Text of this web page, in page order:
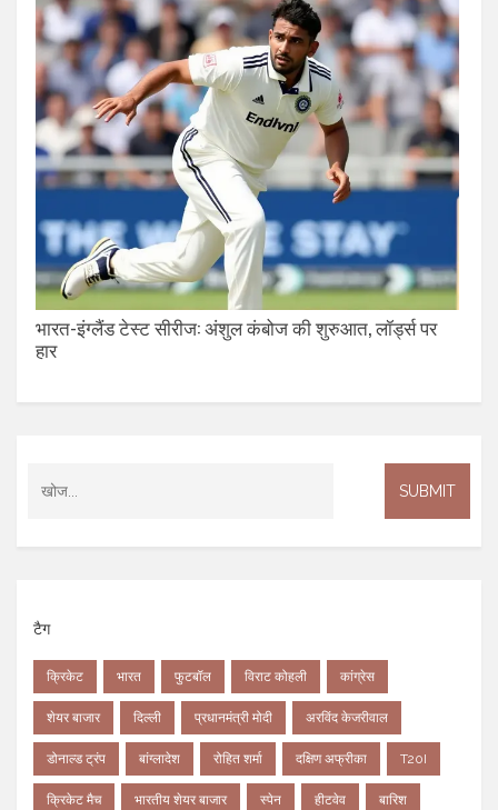
भारत-इंग्लैंड टेस्ट सीरीज: अंशुल कंबोज की शुरुआत, लॉर्ड्स पर
हार
टैग
क्रिकेट भारत फुटबॉल विराट कोहली कांग्रेस
शेयर बाजार दिल्ली प्रधानमंत्री मोदी अरविंद केजरीवाल
डोनाल्ड ट्रंप बांग्लादेश रोहित शर्मा दक्षिण अफ्रीका T20I
क्रिकेट मैच भारतीय शेयर बाजार स्पेन हीटवेव बारिश